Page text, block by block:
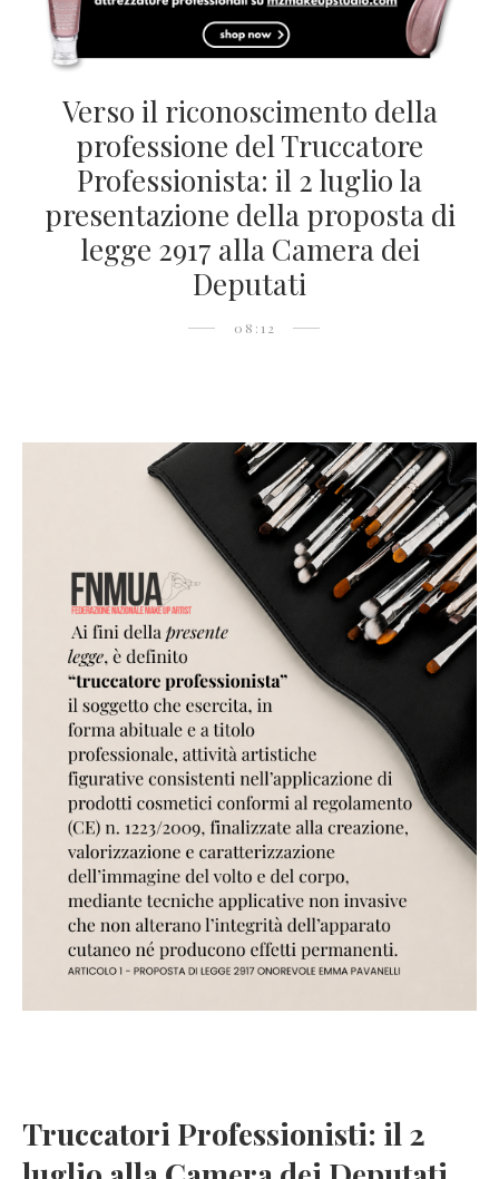
Verso il riconoscimento della
professione del Truccatore
Professionista: il 2 luglio la
presentazione della proposta di
legge 2917 alla Camera dei
Deputati
08:12
Truccatori Professionisti: il 2